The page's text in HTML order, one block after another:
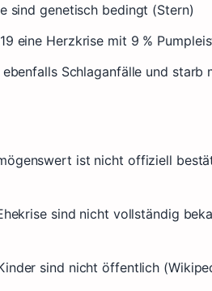
sind genetisch bedingt (Stern)
eine Herzkrise mit 9 %
Schlaganfälle und starb
ist nicht offiziell
sind nicht vollständig
sind nicht öffentlich